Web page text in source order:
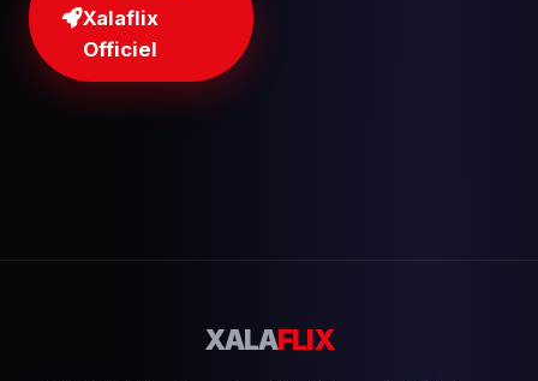
Xalaflix
Officiel
XALAFLIX